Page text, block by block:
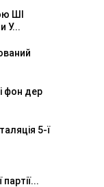
ШІ
У...
фон дер
5-ї